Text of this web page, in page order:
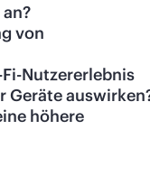
von
Nutzererlebnis
Geräte
höhere